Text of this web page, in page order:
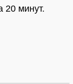
20 минут.